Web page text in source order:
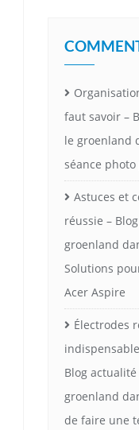
faut savoir –
le groenland
séance
Astuces et
réussie –
groenland
Solutions
Acer Aspire
Électrodes
Blog
groenland
de faire une